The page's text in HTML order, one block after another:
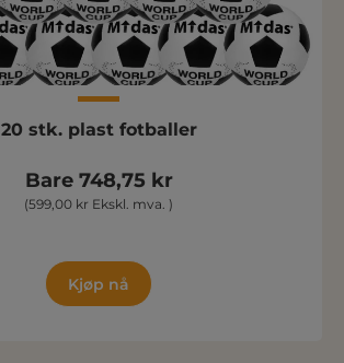
20 stk. plast fotballer
Bare 748,75 kr
(599,00 kr Ekskl. mva. )
Kjøp nå